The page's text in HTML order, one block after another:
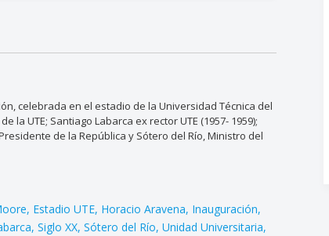
celebrada en el estadio de la Universidad Técnica del
la UTE; Santiago Labarca ex rector UTE (1957- 1959);
de la República y Sótero del Río, Ministro del
Estadio UTE Horacio Aravena Inauguración
Siglo XX Sótero del Río Unidad Universitaria